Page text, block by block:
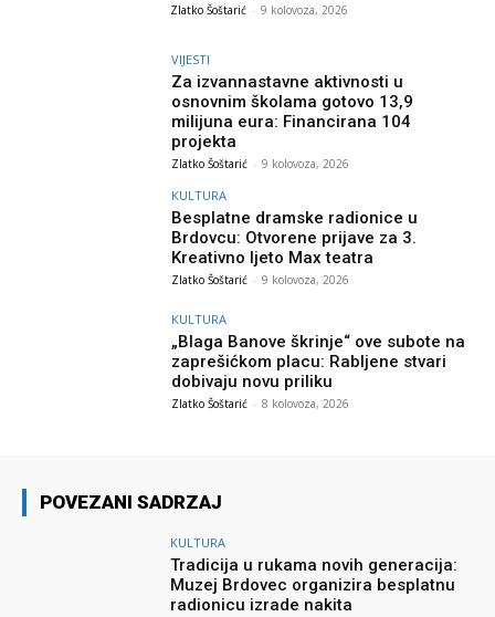
Zlatko Šoštarić - 9 kolovoza, 2026
VIJESTI
Za izvannastavne aktivnosti u
osnovnim školama gotovo 13,9
milijuna eura: Financirana 104
projekta
Zlatko Šoštarić - 9 kolovoza, 2026
KULTURA
Besplatne dramske radionice u
Brdovcu: Otvorene prijave za 3.
Kreativno ljeto Max teatra
Zlatko Šoštarić - 9 kolovoza, 2026
KULTURA
„Blaga Banove škrinje“ ove subote na
zaprešićkom placu: Rabljene stvari
dobivaju novu priliku
Zlatko Šoštarić - 8 kolovoza, 2026
POVEZANI SADRZAJ
KULTURA
Tradicija u rukama novih generacija:
Muzej Brdovec organizira besplatnu
radionicu izrade nakita